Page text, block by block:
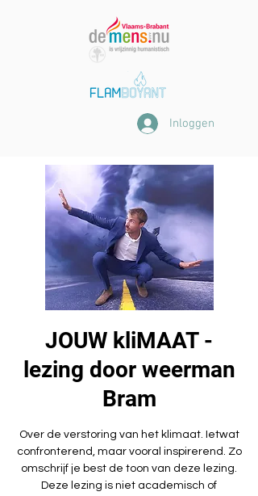
Inloggen
JOUW kliMAAT -
lezing door weerman
Bram
Over de verstoring van het klimaat. Ietwat
confronterend, maar vooral inspirerend. Zo
omschrijf je best de toon van deze lezing.
Deze lezing is niet academisch of